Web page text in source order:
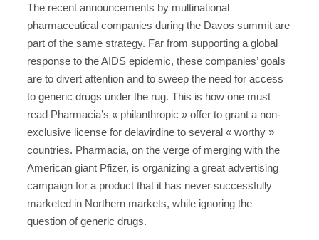
The recent announcements by multinational
pharmaceutical companies during the Davos summit are
part of the same strategy. Far from supporting a global
response to the AIDS epidemic, these companies’ goals
are to divert attention and to sweep the need for access
to generic drugs under the rug. This is how one must
read Pharmacia’s « philanthropic » offer to grant a non-
exclusive license for delavirdine to several « worthy »
countries. Pharmacia, on the verge of merging with the
American giant Pfizer, is organizing a great advertising
campaign for a product that it has never successfully
marketed in Northern markets, while ignoring the
question of generic drugs.